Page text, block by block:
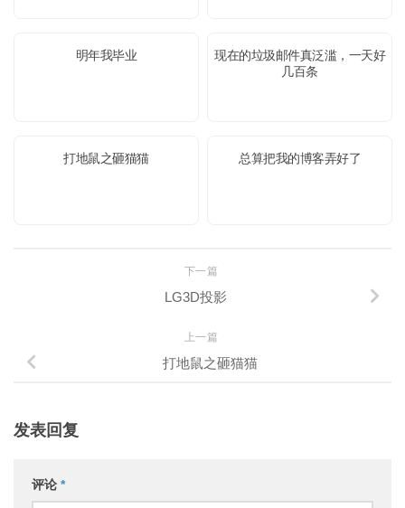
明年我毕业
现在的垃圾邮件真泛滥，一天好
几百条
打地鼠之砸猫猫 总算把我的博客弄好了
下一篇
LG3D投影
上一篇
打地鼠之砸猫猫
发表回复
评论 *